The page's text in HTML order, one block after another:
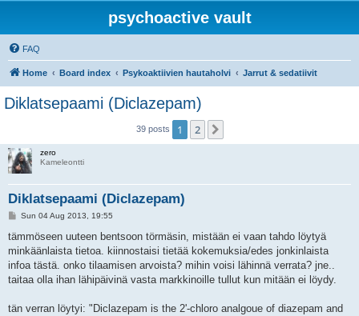
psychoactive vault
FAQ
Home Board index Psykoaktiivien hautaholvi Jarrut & sedatiivit
Diklatsepaami (Diclazepam)
39 posts 1 2
zero
Kameleontti
Diklatsepaami (Diclazepam)
P
s
Sun 04 Aug 2013, 19:55
tämmöseen uuteen bentsoon törmäsin, mistään ei vaan tahdo löytyä
minkäänlaista tietoa. kiinnostaisi tietää kokemuksia/edes jonkinlaista
infoa tästä. onko tilaamisen arvoista? mihin voisi lähinnä verrata? jne..
taitaa olla ihan lähipäivinä vasta markkinoille tullut kun mitään ei löydy.
tän verran löytyi: "Diclazepam is the 2'-chloro analgoue of diazepam and